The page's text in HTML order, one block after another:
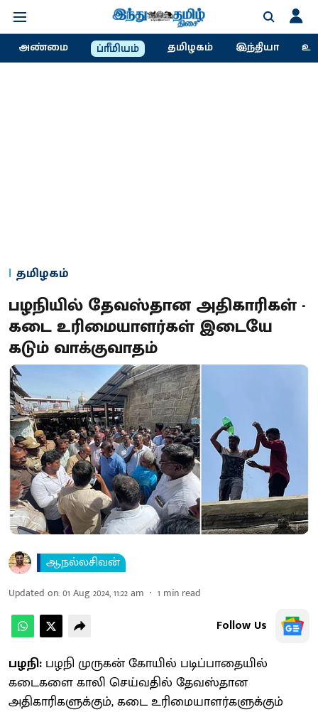
அண்மை ப்ரீமியம் தமிழகம் இந்தியா
தமிழகம்
பழநியில் தேவஸ்தான அதிகாரிகள் -
கடை உரிமையாளர்கள் இடையே
கடும் வாக்குவாதம்
ஆ.நல்லசிவன்
Updated on:01 Aug 2024, 11:22 am 1 min read
Follow Us
பழநி: பழநி முருகன் கோயில் படிப்பாதையில்
கடைகளை காலி செய்வதில் தேவஸ்தான
அதிகாரிகளுக்கும், கடை உரிமையாளர்களுக்கும்